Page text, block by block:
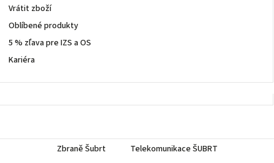
Vrátit zboží
Oblíbené produkty
5 % zľava pre IZS a OS
Kariéra
Zbraně Šubrt
Telekomunikace ŠUBRT